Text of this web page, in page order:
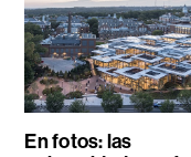
En fotos: las